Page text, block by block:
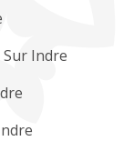
Indre